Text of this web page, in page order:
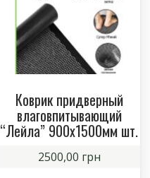
Коврик придверный
влаговпитывающий
“Лейла” 900х1500мм шт.
2500,00 грн